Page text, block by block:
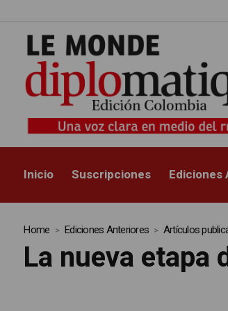
Inicio Suscripciones Ediciones
Home Ediciones Anteriores Artículos
La nueva etapa